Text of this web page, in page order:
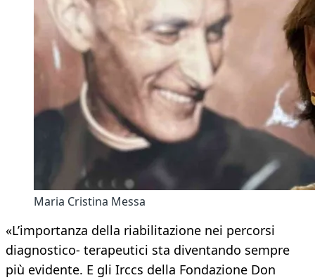
Maria Cristina Messa
«L’importanza della riabilitazione nei percorsi
diagnostico- terapeutici sta diventando sempre
più evidente. E gli Irccs della Fondazione Don